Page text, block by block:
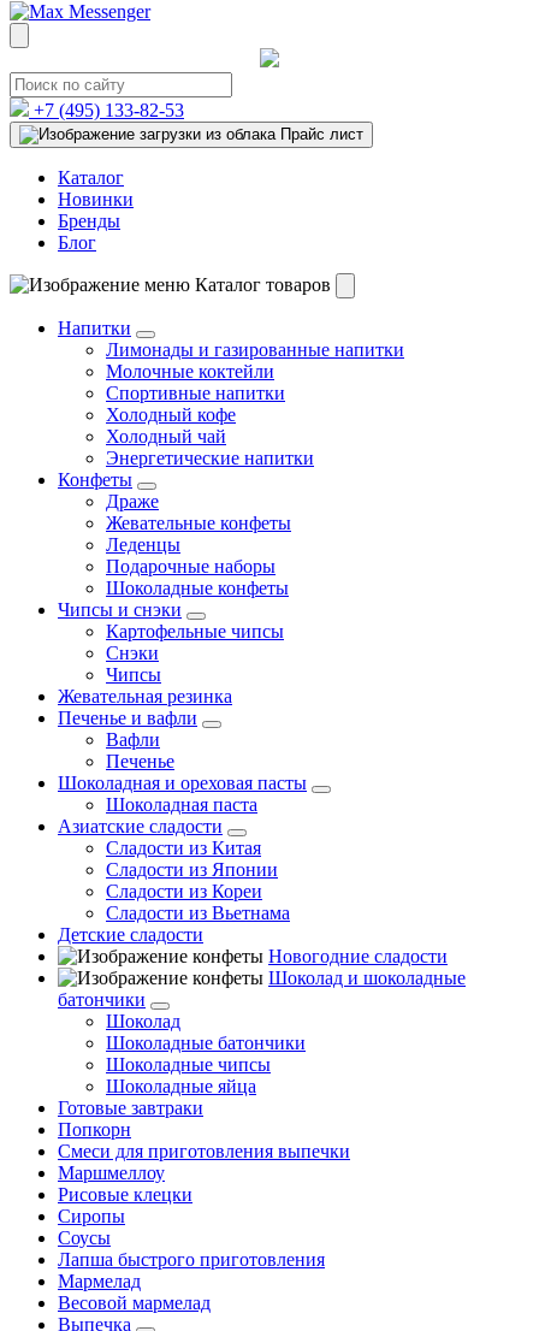
+7 (495) 133-82-53
Прайс лист
Каталог
Новинки
Бренды
Блог
Каталог товаров
Напитки
Лимонады и газированные напитки
Молочные коктейли
Спортивные напитки
Холодный кофе
Холодный чай
Энергетические напитки
Конфеты
Драже
Жевательные конфеты
Леденцы
Подарочные наборы
Шоколадные конфеты
Чипсы и снэки
Картофельные чипсы
Снэки
Чипсы
Жевательная резинка
Печенье и вафли
Вафли
Печенье
Шоколадная и ореховая пасты
Шоколадная паста
Азиатские сладости
Сладости из Китая
Сладости из Японии
Сладости из Кореи
Сладости из Вьетнама
Детские сладости
Новогодние сладости
Шоколад и шоколадные
батончики
Шоколад
Шоколадные батончики
Шоколадные чипсы
Шоколадные яйца
Готовые завтраки
Попкорн
Смеси для приготовления выпечки
Маршмеллоу
Рисовые клецки
Сиропы
Соусы
Лапша быстрого приготовления
Мармелад
Весовой мармелад
Выпечка